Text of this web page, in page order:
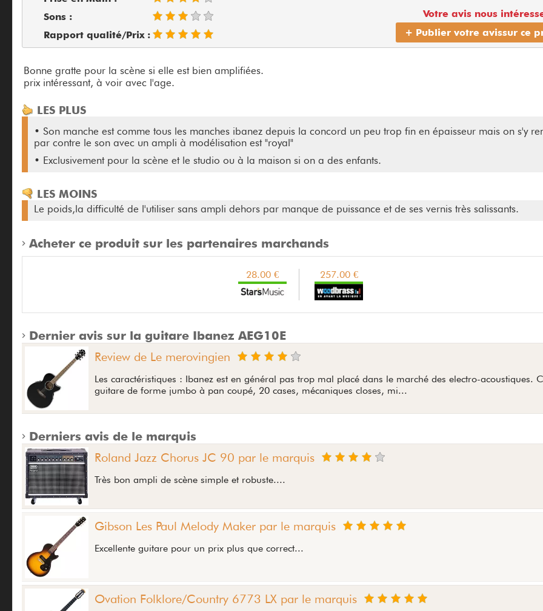
Votre avis nous
+ Publier votre avissur ce
Sons :
Rapport qualité/Prix :
Bonne gratte pour la scène si elle est bien amplifiées.
prix intéressant, à voir avec l'age.
LES PLUS
• Son manche est comme tous les manches ibanez depuis la concord un peu trop fin en épaisseur mais on s'y
par contre le son avec un ampli à modélisation est "royal"
• Exclusivement pour la scène et le studio ou à la maison si on a des enfants.
LES MOINS
Le poids,la difficulté de l'utiliser sans ampli dehors par manque de puissance et de ses vernis très salissants.
Acheter ce produit sur les partenaires marchands
28.00 € 257.00 €
Dernier avis sur la guitare Ibanez AEG10E
Review de Le merovingien
Les caractéristiques : Ibanez est en général pas trop mal placé dans le marché des electro-acoustiques.
guitare de forme jumbo à pan coupé, 20 cases, mécaniques closes, mi...
Derniers avis de le marquis
Roland Jazz Chorus JC 90 par le marquis
Très bon ampli de scène simple et robuste....
Gibson Les Paul Melody Maker par le marquis
Excellente guitare pour un prix plus que correct...
Ovation Folklore/Country 6773 LX par le marquis